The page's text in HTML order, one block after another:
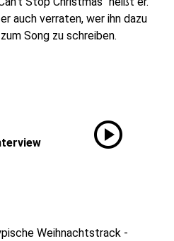
auch verraten, wer ihn dazu
Song zu schreiben.
play_circle
Weihnachtstrack -